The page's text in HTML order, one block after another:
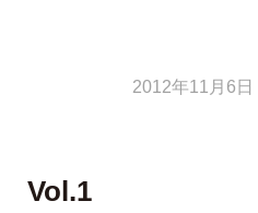
2012年11月6日
Vol.1